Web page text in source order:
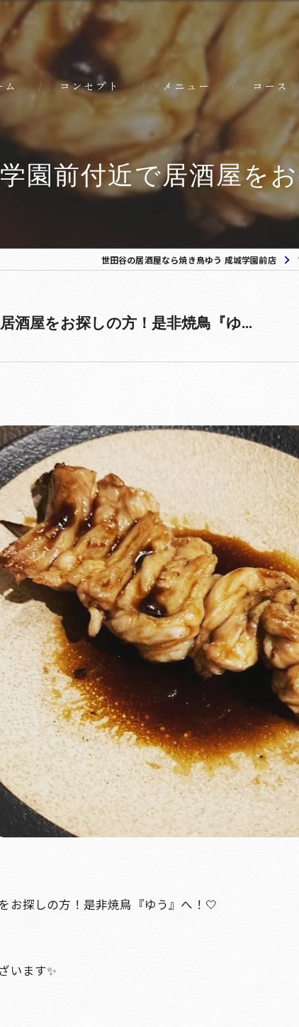
ム コンセプト メニュー コース
学園前付近で居酒屋を
世田谷の居酒屋なら焼き鳥ゆう 成城学園前店
酒屋をお探しの方！是非焼鳥『ゆ...
お探しの方！是非焼鳥『ゆう』へ！🤍
います✨